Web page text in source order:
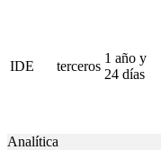
IDE terceros
1 año y
24 días
Analítica